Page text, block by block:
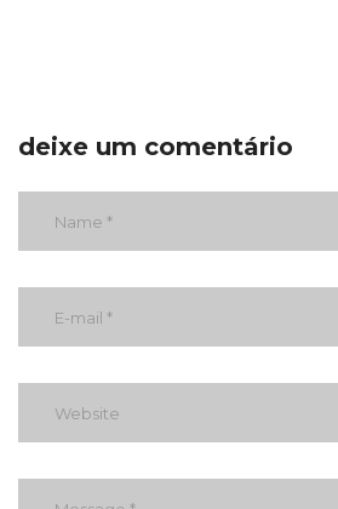
deixe um comentário